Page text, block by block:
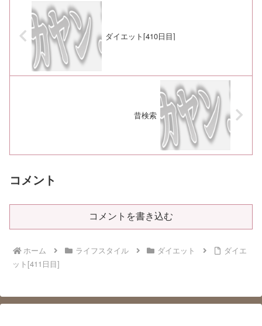
ダイエット[410日目]
昔検索
コメント
コメントを書き込む
ホーム ライフスタイル ダイエット
ダイエ
ット[411日目]